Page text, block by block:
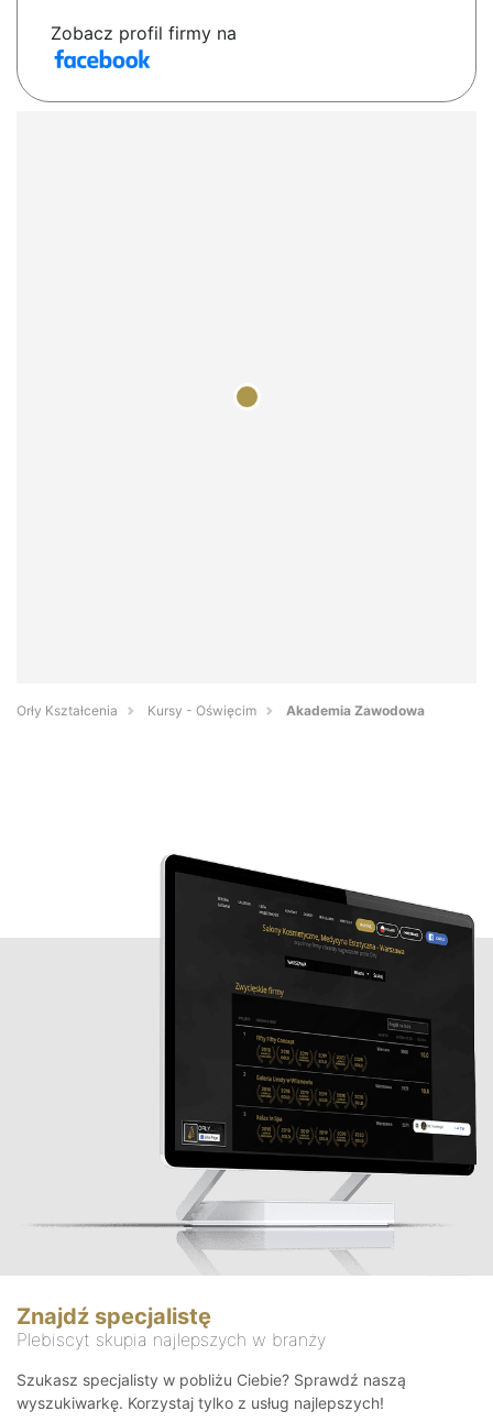
Zobacz profil firmy na
Orły Kształcenia Kursy - Oświęcim Akademia Zawodowa
Znajdź specjalistę
Plebiscyt skupia najlepszych w branży
Szukasz specjalisty w pobliżu Ciebie? Sprawdź naszą
wyszukiwarkę. Korzystaj tylko z usług najlepszych!